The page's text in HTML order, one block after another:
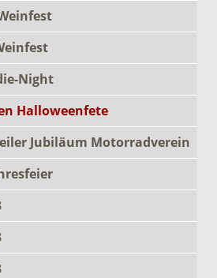
Night
Halloweenfete
Jubiläum Motorradverein